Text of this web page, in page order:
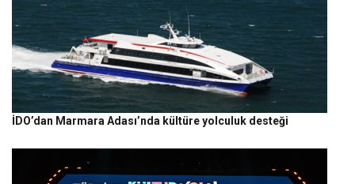
İDO’dan Marmara Adası’nda kültüre yolculuk desteği